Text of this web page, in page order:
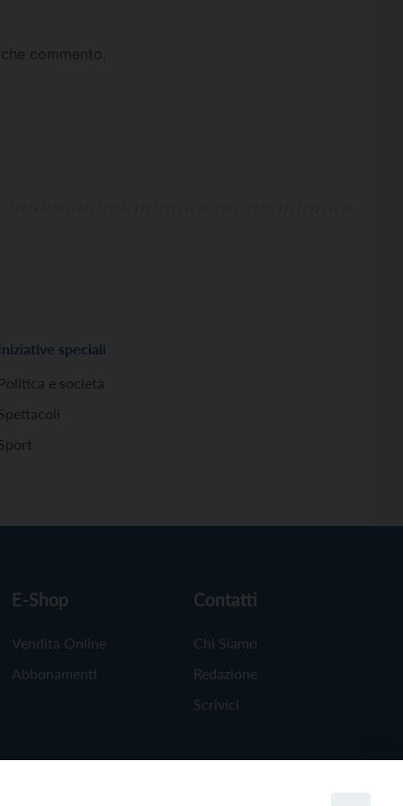
commento.
Iniziative speciali
Politica e società
E-Shop
Vendita Online
Abbonamenti
Contatti
Chi Siamo
Redazione
Scrivici